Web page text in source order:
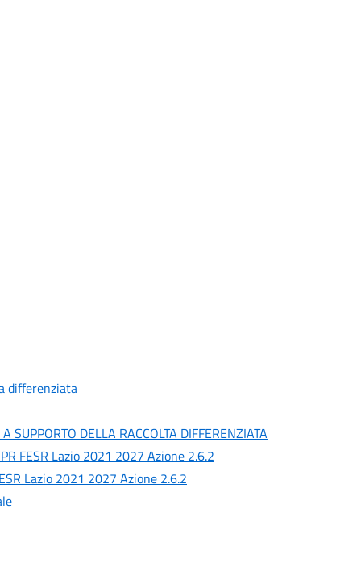
differenziata
SUPPORTO DELLA RACCOLTA DIFFERENZIATA
FESR Lazio 2021 2027 Azione 2.6.2
Lazio 2021 2027 Azione 2.6.2